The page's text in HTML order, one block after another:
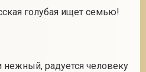
голубая ищет семью!
радуется человеку